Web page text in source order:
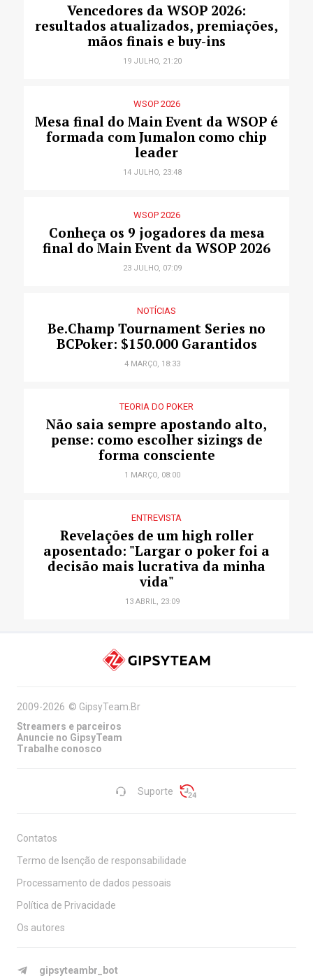
Vencedores da WSOP 2026:
resultados atualizados, premiações,
mãos finais e buy-ins
19 JULHO, 21:20
WSOP 2026
Mesa final do Main Event da WSOP é
formada com Jumalon como chip
leader
14 JULHO, 23:48
WSOP 2026
Conheça os 9 jogadores da mesa
final do Main Event da WSOP 2026
23 JULHO, 07:09
NOTÍCIAS
Be.Champ Tournament Series no
BCPoker: $150.000 Garantidos
4 MARÇO, 18:33
TEORIA DO POKER
Não saia sempre apostando alto,
pense: como escolher sizings de
forma consciente
1 MARÇO, 08:00
ENTREVISTA
Revelações de um high roller
aposentado: "Largar o poker foi a
decisão mais lucrativa da minha
vida"
13 ABRIL, 23:09
Suporte
2009-2026 © GipsyTeam.Br
Streamers e parceiros
Anuncie no GipsyTeam
Trabalhe conosco
Contatos
Termo de Isenção de responsabilidade
Processamento de dados pessoais
Política de Privacidade
Os autores
gipsyteambr_bot